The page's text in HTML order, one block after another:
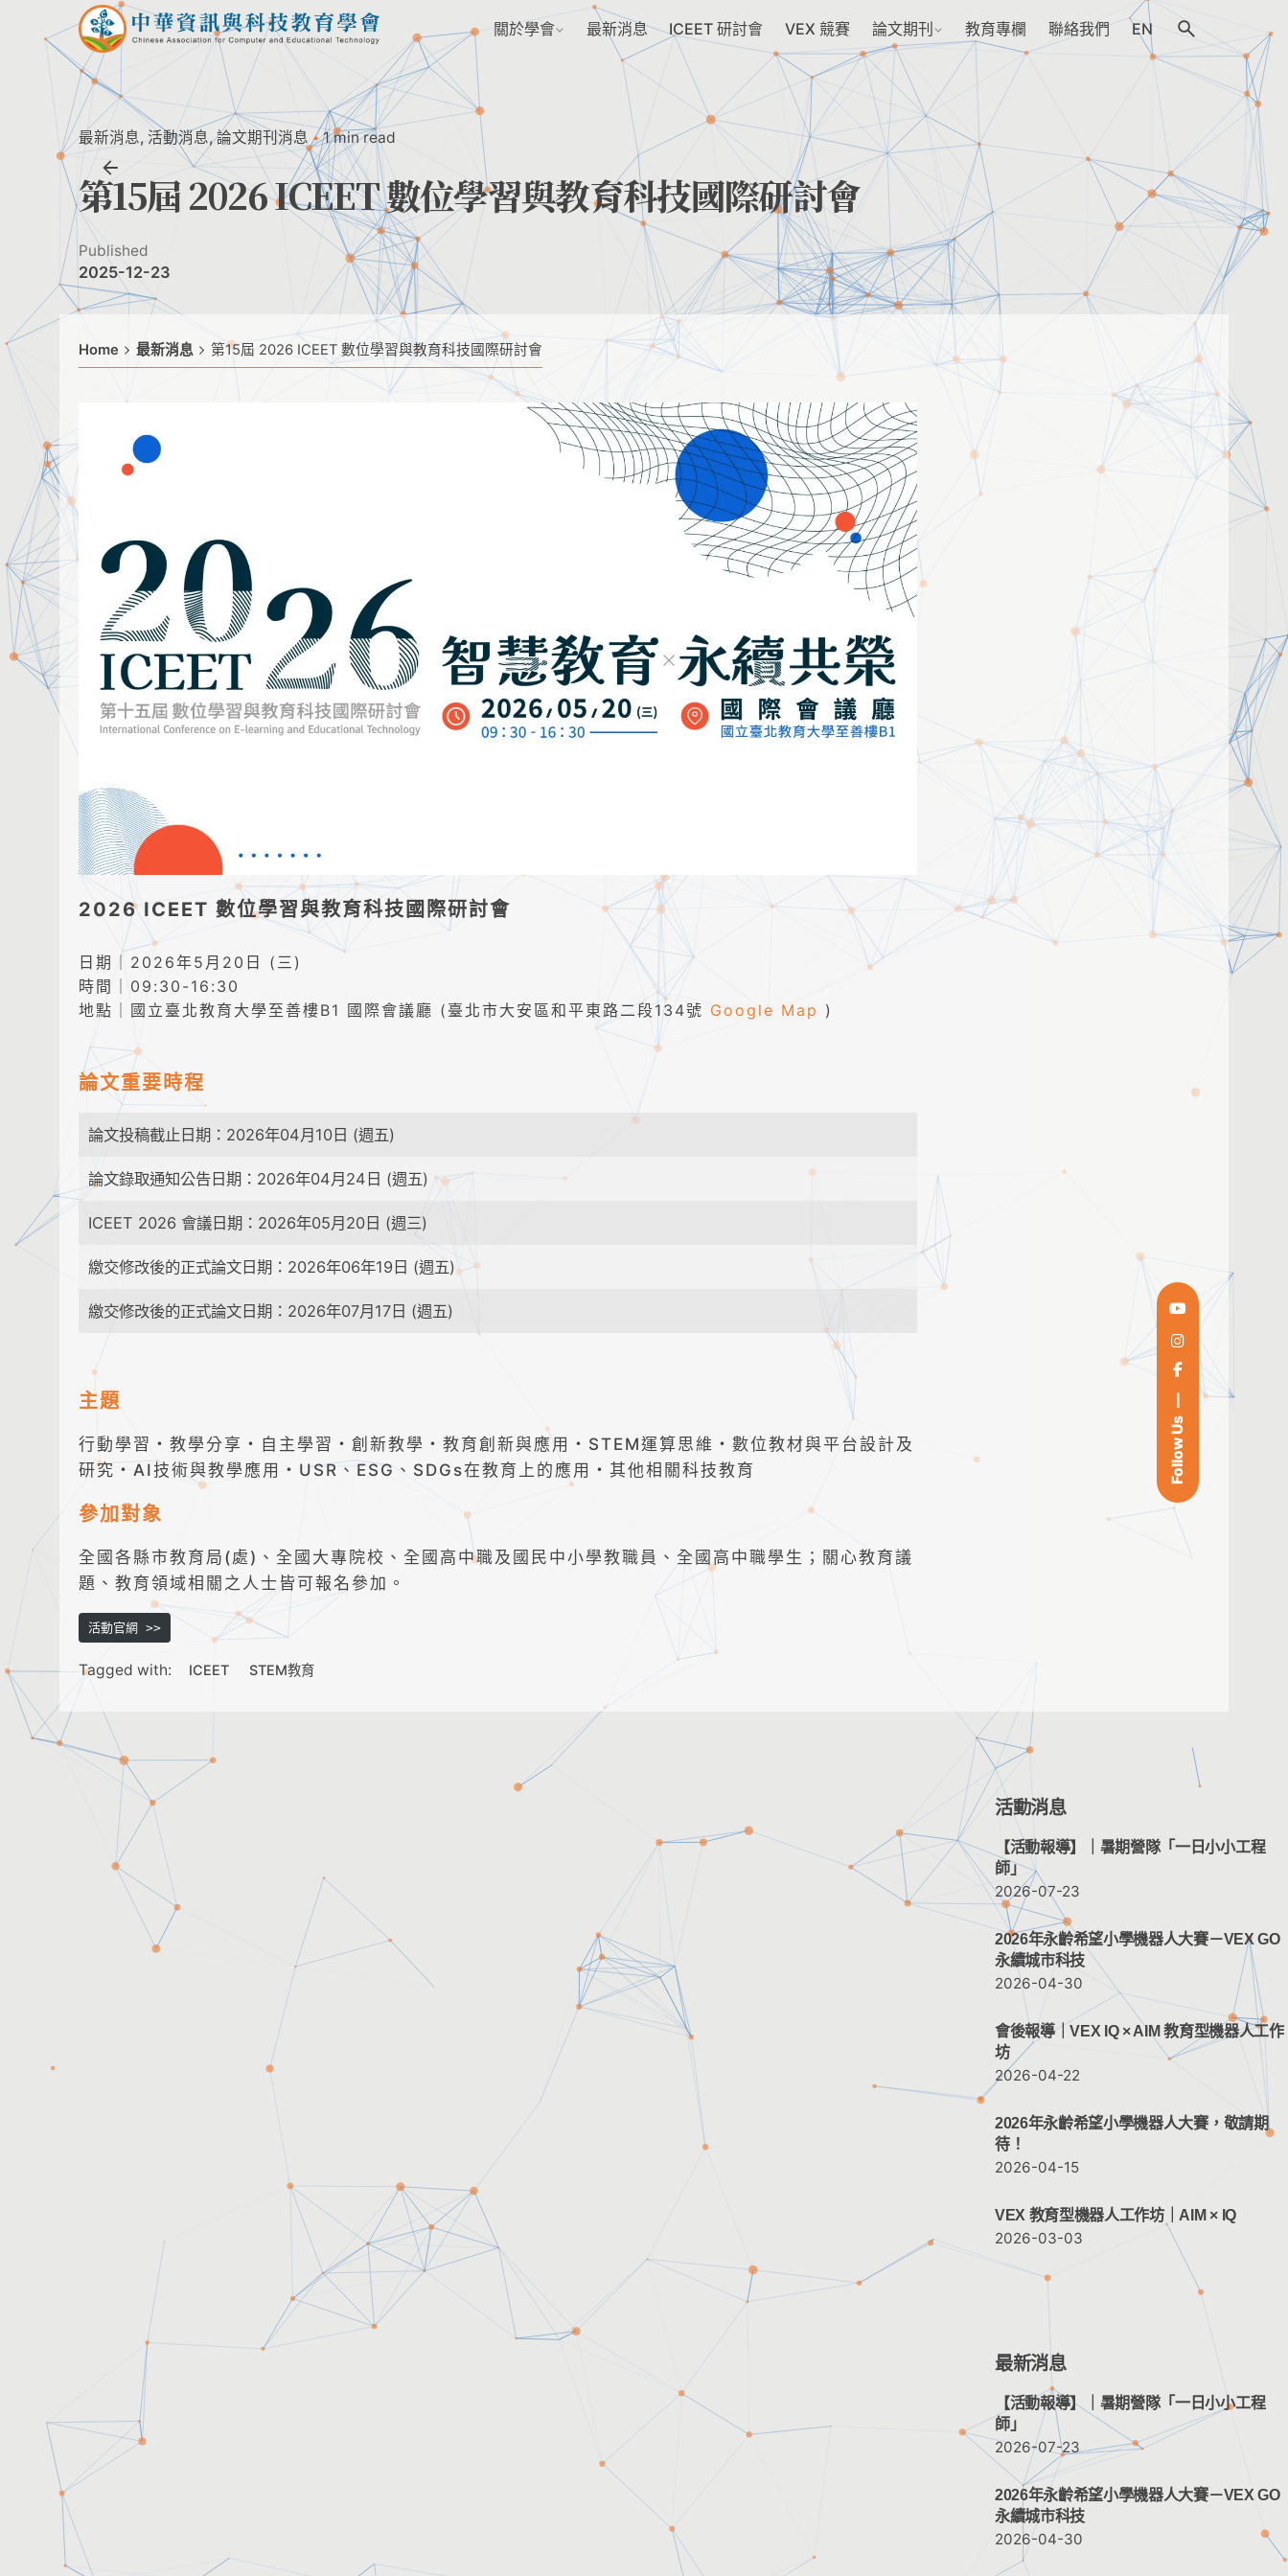
Follow Us
關於學會 最新消息 ICEET 研討會 VEX 競賽 論文期刊 教育專欄 聯絡我們 EN
最新消息 活動消息 論文期刊消息 1 min read
第15屆 2026 ICEET 數位學習與教育科技國際研討會
Published
2025-12-23
Home 最新消息 第15屆 2026 ICEET 數位學習與教育科技國際研討會
2026 ICEET 數位學習與教育科技國際研討會
日期｜2026年5月20日 (三)
時間｜09:30-16:30
地點｜國立臺北教育大學至善樓B1 國際會議廳 (臺北市大安區和平東路二段134號 Google Map )
論文重要時程
論文投稿截止日期：2026年04月10日 (週五)
論文錄取通知公告日期：2026年04月24日 (週五)
ICEET 2026 會議日期：2026年05月20日 (週三)
繳交修改後的正式論文日期：2026年06年19日 (週五)
繳交修改後的正式論文日期：2026年07月17日 (週五)
主題
行動學習・教學分享・自主學習・創新教學・教育創新與應用・STEM運算思維・數位教材與平台設計及
研究・AI技術與教學應用・USR、ESG、SDGs在教育上的應用・其他相關科技教育
參加對象
全國各縣市教育局(處)、全國大專院校、全國高中職及國民中小學教職員、全國高中職學生；關心教育議
題、教育領域相關之人士皆可報名參加。
活動官網 >>
Tagged with: ICEET STEM教育
活動消息
【活動報導】｜暑期營隊「一日小小工程
師」
2026-07-23
2026年永齡希望小學機器人大賽－VEX GO
永續城市科技
2026-04-30
會後報導｜VEX IQ × AIM 教育型機器人工作
坊
2026-04-22
2026年永齡希望小學機器人大賽，敬請期
待！
2026-04-15
VEX 教育型機器人工作坊｜AIM × IQ
2026-03-03
最新消息
【活動報導】｜暑期營隊「一日小小工程
師」
2026-07-23
2026年永齡希望小學機器人大賽－VEX GO
永續城市科技
2026-04-30